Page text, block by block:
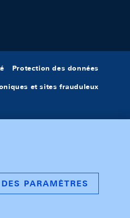
Protection des données
et sites frauduleux
PARAMÈTRES